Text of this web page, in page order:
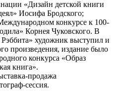
«Дизайн детской книги
Иосифа Бродского;
конкурсе к 100-
Корнея Чуковского. В
художник выступил и
произведения, издание было
конкурса «Образ
книга».
продажа
сессия.